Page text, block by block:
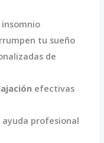
tu sueño
de
efectivas
ayuda profesional